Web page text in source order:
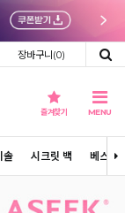
장바구니(0)
즐겨찾기 MENU
솔 시크릿 백 베스트